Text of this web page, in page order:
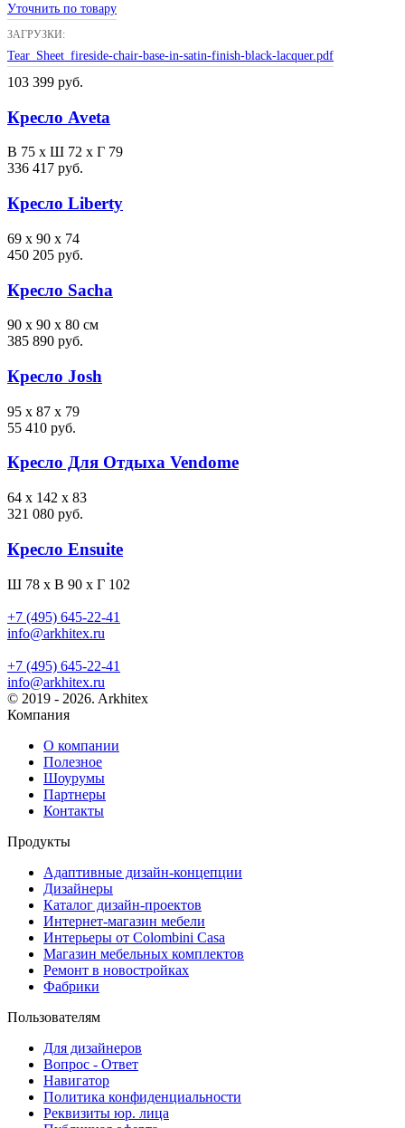
Уточнить по товару
ЗАГРУЗКИ:
Tear_Sheet_fireside-chair-base-in-satin-finish-black-lacquer.pdf
103 399 руб.
Кресло Aveta
В 75 х Ш 72 х Г 79
336 417 руб.
Кресло Liberty
69 x 90 x 74
450 205 руб.
Кресло Sacha
90 x 90 x 80 см
385 890 руб.
Кресло Josh
95 x 87 x 79
55 410 руб.
Кресло Для Отдыха Vendome
64 x 142 x 83
321 080 руб.
Кресло Ensuite
Ш 78 x В 90 x Г 102
+7 (495) 645-22-41
info@arkhitex.ru
+7 (495) 645-22-41
info@arkhitex.ru
© 2019 - 2026. Arkhitex
Компания
О компании
Полезное
Шоурумы
Партнеры
Контакты
Продукты
Адаптивные дизайн-концепции
Дизайнеры
Каталог дизайн-проектов
Интернет-магазин мебели
Интерьеры от Colombini Casa
Магазин мебельных комплектов
Ремонт в новостройках
Фабрики
Пользователям
Для дизайнеров
Вопрос - Ответ
Навигатор
Политика конфиденциальности
Реквизиты юр. лица